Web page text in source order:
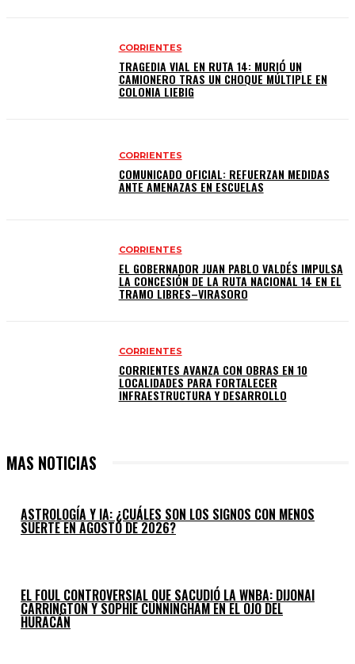
CORRIENTES
TRAGEDIA VIAL EN RUTA 14: MURIÓ UN
CAMIONERO TRAS UN CHOQUE MÚLTIPLE EN
COLONIA LIEBIG
CORRIENTES
COMUNICADO OFICIAL: REFUERZAN MEDIDAS
ANTE AMENAZAS EN ESCUELAS
CORRIENTES
EL GOBERNADOR JUAN PABLO VALDÉS IMPULSA
LA CONCESIÓN DE LA RUTA NACIONAL 14 EN EL
TRAMO LIBRES–VIRASORO
CORRIENTES
CORRIENTES AVANZA CON OBRAS EN 10
LOCALIDADES PARA FORTALECER
INFRAESTRUCTURA Y DESARROLLO
MAS NOTICIAS
ASTROLOGÍA Y IA: ¿CUÁLES SON LOS SIGNOS CON MENOS
SUERTE EN AGOSTO DE 2026?
EL FOUL CONTROVERSIAL QUE SACUDIÓ LA WNBA: DIJONAI
CARRINGTON Y SOPHIE CUNNINGHAM EN EL OJO DEL
HURACÁN